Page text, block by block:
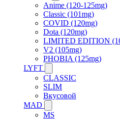
Anime (120-125mg)
Classic (101mg)
COVID (120mg)
Dota (120mg)
LIMITED EDITION
V2 (105mg)
PHOBIA (125mg)
LYFT
CLASSIC
SLIM
Вкусовой
MAD
MS